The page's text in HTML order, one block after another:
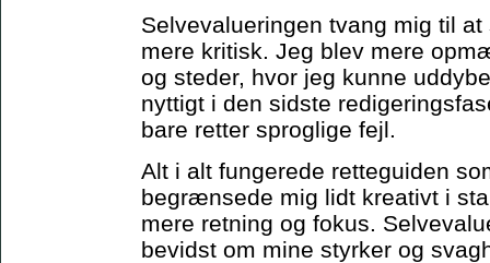
Selvevalueringen tvang mig til
mere kritisk. Jeg blev mere
og steder, hvor jeg kunne
nyttigt i den sidste
bare retter sproglige fejl.
Alt i alt fungerede retteguiden
begrænsede mig lidt kreativt i
mere retning og fokus.
bevidst om mine styrker og